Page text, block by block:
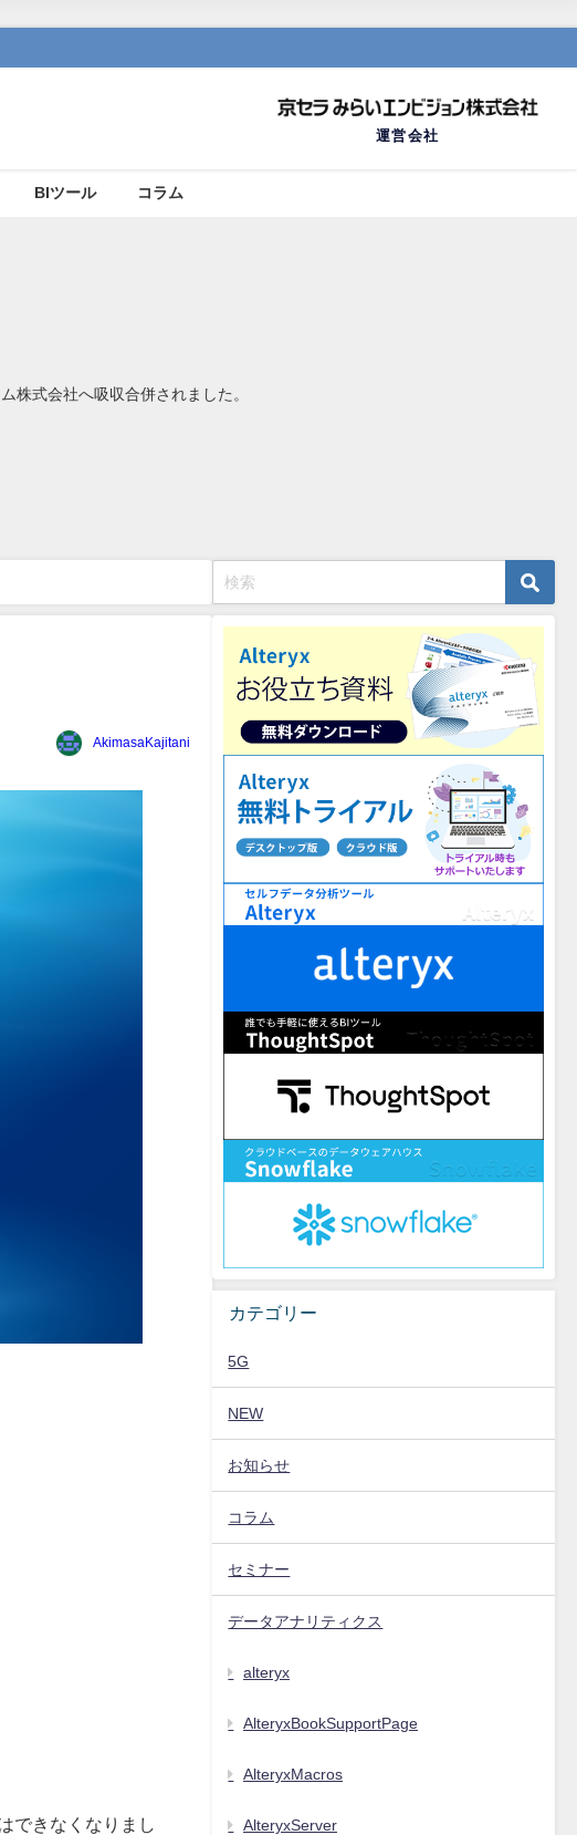
運営会社
BIツール コラム
株式会社へ吸収合併されました。
AkimasaKajitani
できなくなりまし
カテゴリー
5G
NEW
お知らせ
コラム
セミナー
データアナリティクス
alteryx
AlteryxBookSupportPage
AlteryxMacros
AlteryxServer